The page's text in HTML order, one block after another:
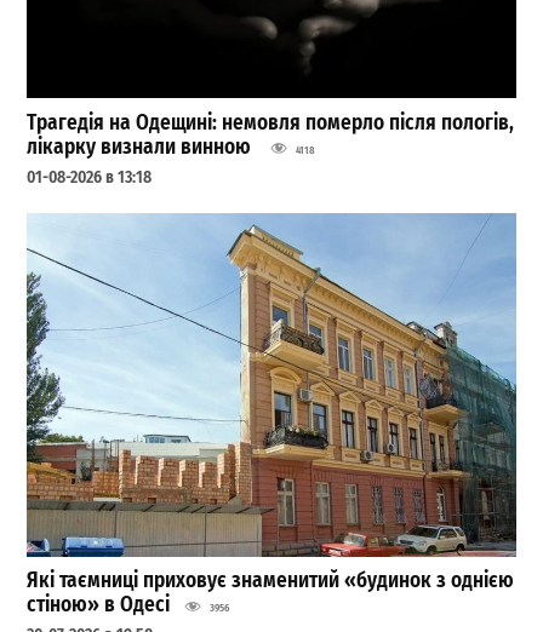
Трагедія на Одещині: немовля померло після пологів,
лікарку визнали винною
4118
01-08-2026 в 13:18
Які таємниці приховує знаменитий «будинок з однією
стіною» в Одесі
3956